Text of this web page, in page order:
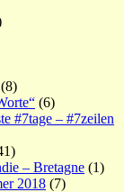
(8)
(6)
#7tage – #7zeilen
– Bretagne (1)
2018 (7)